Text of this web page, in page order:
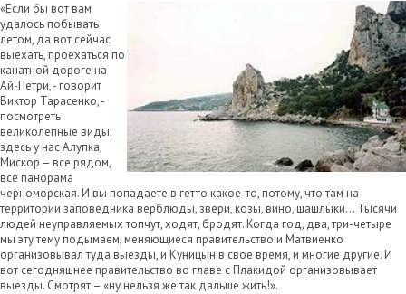
«Если бы вот вам
удалось побывать
летом, да вот сейчас
выехать, проехаться по
канатной дороге на
Ай-Петри, - говорит
Виктор Тарасенко, -
посмотреть
великолепные виды:
здесь у нас Алупка,
Мискор – все рядом,
все панорама
черноморская. И вы попадаете в гетто какое-то, потому, что там на
территории заповедника верблюды, звери, козы, вино, шашлыки… Тысячи
людей неуправляемых топчут, ходят, бродят. Когда год, два, три-четыре
мы эту тему подымаем, меняющиеся правительство и Матвиенко
организовывал туда выезды, и Куницын в свое время, и многие другие. И
вот сегодняшнее правительство во главе с Плакидой организовывает
выезды. Смотрят – «ну нельзя же так дальше жить!».